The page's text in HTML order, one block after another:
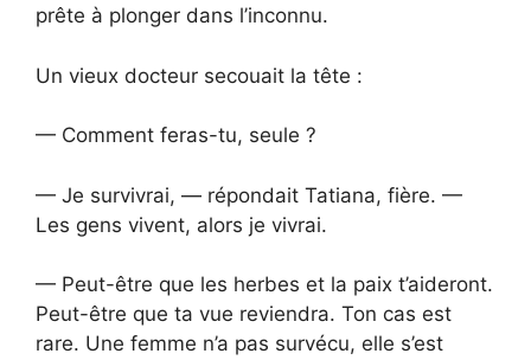
prête à plonger dans l’inconnu.
Un vieux docteur secouait la tête :
— Comment feras-tu, seule ?
— Je survivrai, — répondait Tatiana, fière. —
Les gens vivent, alors je vivrai.
— Peut-être que les herbes et la paix t’aideront.
Peut-être que ta vue reviendra. Ton cas est
rare. Une femme n’a pas survécu, elle s’est